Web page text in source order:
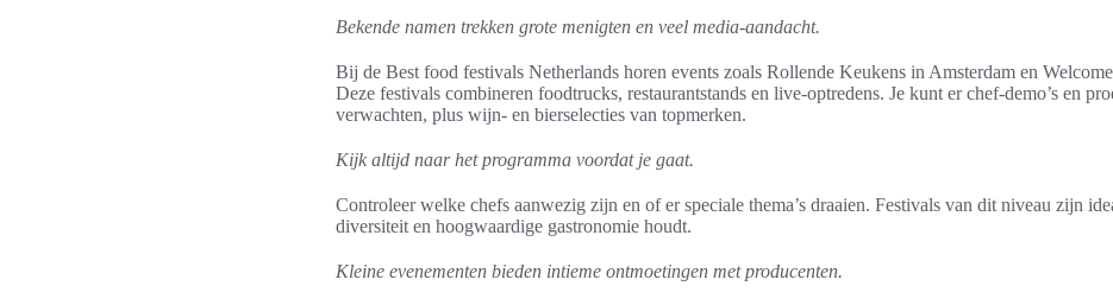
Bekende namen trekken grote menigten en veel media-aandacht.
Bij de Best food festivals Netherlands horen events zoals Rollende Keukens in Amsterdam en
Deze festivals combineren foodtrucks, restaurantstands en live-optredens. Je kunt er chef-demo’s en
verwachten, plus wijn- en bierselecties van topmerken.
Kijk altijd naar het programma voordat je gaat.
Controleer welke chefs aanwezig zijn en of er speciale thema’s draaien. Festivals van dit niveau zijn
diversiteit en hoogwaardige gastronomie houdt.
Kleine evenementen bieden intieme ontmoetingen met producenten.